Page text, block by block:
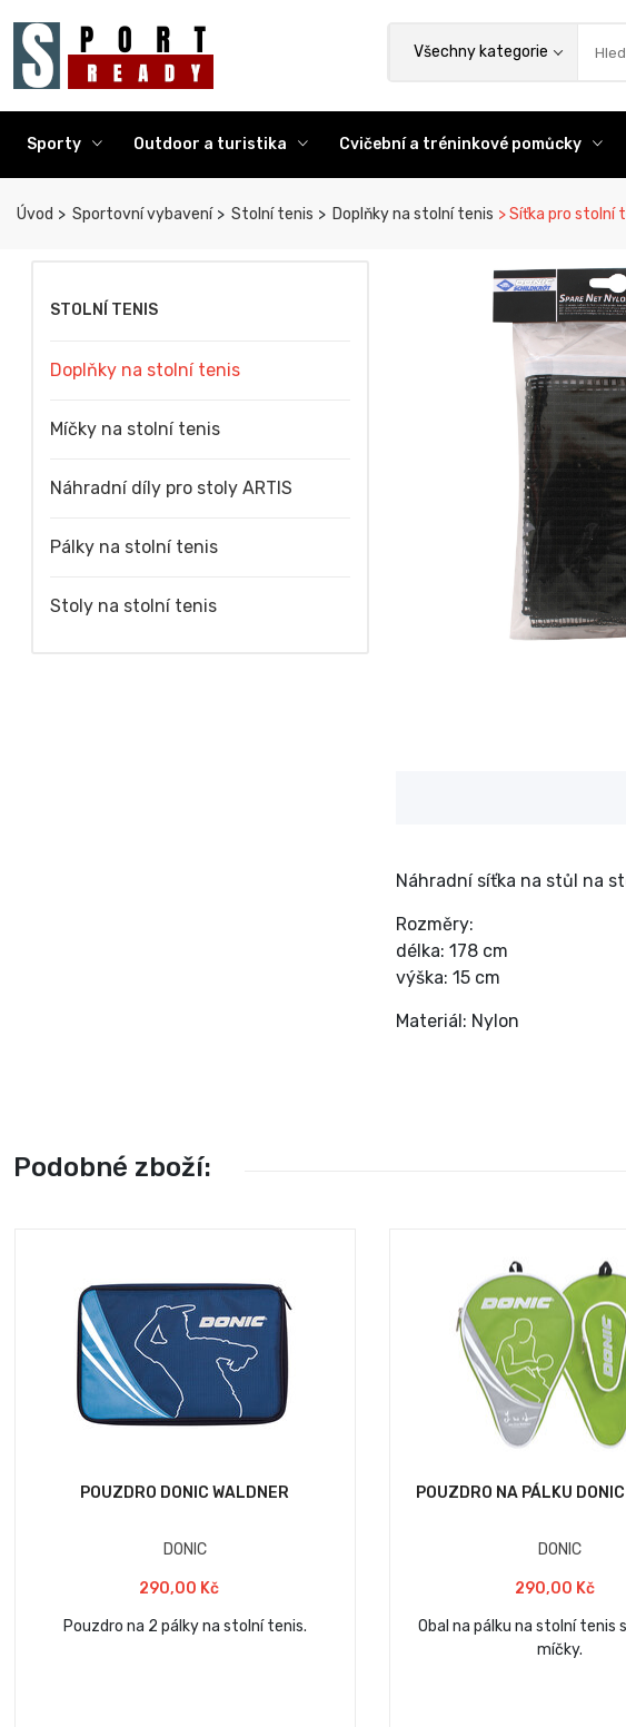
Všechny kategorie
Sporty Outdoor a turistika Cvičební a tréninkové pomůcky
Úvod Sportovní vybavení Stolní tenis Doplňky na stolní tenis Síťka pro stolní
Náhradní síťka na stůl na
Rozměry:
délka: 178 cm
výška: 15 cm
Materiál: Nylon
STOLNÍ TENIS
Doplňky na stolní tenis
Míčky na stolní tenis
Náhradní díly pro stoly ARTIS
Pálky na stolní tenis
Stoly na stolní tenis
Podobné zboží:
POUZDRO DONIC WALDNER
DONIC
290,00 Kč
Pouzdro na 2 pálky na stolní tenis.
POUZDRO NA PÁLKU
DONIC
290,00 Kč
Obal na pálku na stolní tenis
míčky.